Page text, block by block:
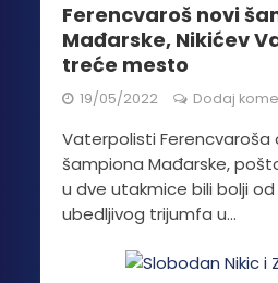
Ferencvaroš novi
Mađarske, Nikićev
treće mesto
19/05/2022 Dodaj
Vaterpolisti Ferencvaroša
šampiona Mađarske,
u dve utakmice bili bolji od
ubedljivog trijumfa u...